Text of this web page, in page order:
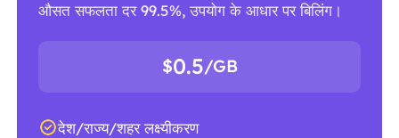
औसत सफलता दर 99.5%, उपयोग के आधार पर बिलिंग।
$0.5/GB
देश/राज्य/शहर लक्ष्यीकरण